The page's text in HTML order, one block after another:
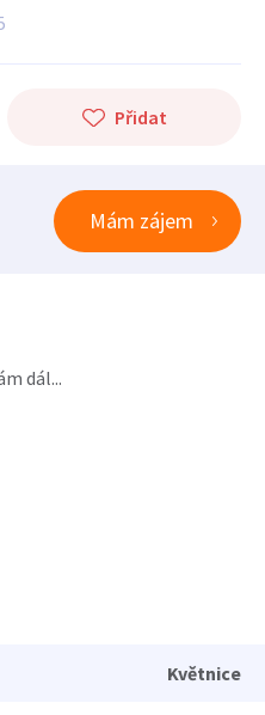
Přidat
Mám zájem
dál...
Květnice